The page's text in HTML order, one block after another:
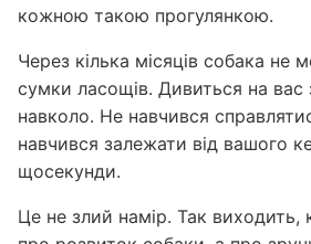
кожною такою прогулянкою.
Через кілька місяців собака не
сумки ласощів. Дивиться на вас
навколо. Не навчився
навчився залежати від вашого
щосекунди.
Це не злий намір. Так